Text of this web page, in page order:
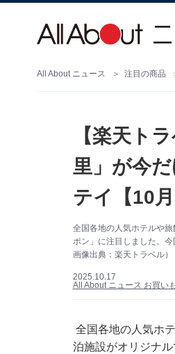
All About ニュース 注目の商品
【楽天ト
里」が今
テイ【10月
全国各地の人気ホテルや
ポン」に注目しました。
画像出典：楽天トラベル）
2025.10.17
All About ニュース お買い
全国各地の人気ホ
泊施設がオリジナ